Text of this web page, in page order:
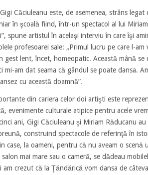
Căciuleanu este, de asemenea, strâns legat
în şcoală fiind, într-un spectacol al lui
spune artistul în acelaşi interviu în care îşi
profesoarei sale: „Primul lucru pe care l-
gest lent, încet, homeopatic. Această mână se
mi-am dat seama că gândul se poate dansa.
cu această doamnă”.
din cariera celor doi artişti este
evenimente culturale atipice pentru acele
ani, Gigi Căciuleanu şi Miriam Răducanu
construind spectacole de referinţă în
case, la oameni, pentru că nu aveam o scenă
mai mare sau o cameră, se dădeau
am crezut că la Ţăndărică vom dansa de